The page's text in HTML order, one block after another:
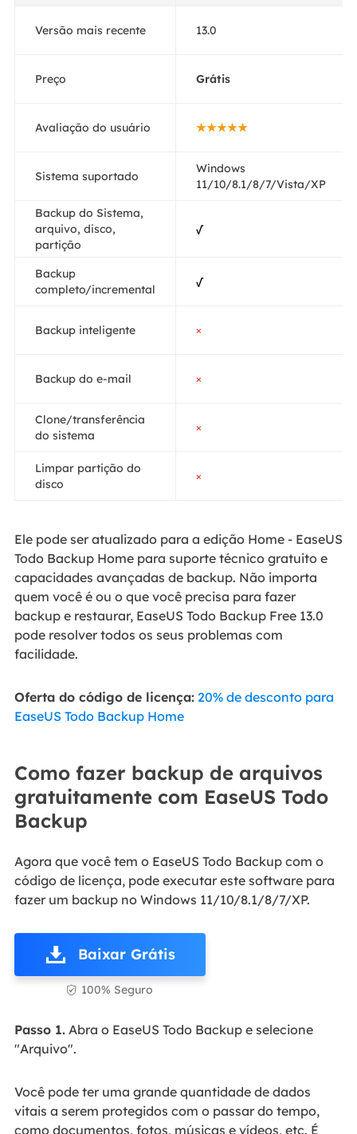
Versão mais recente 13.0
Preço Grátis
Avaliação do usuário ★★★★★
Sistema suportado
Windows
11/10/8.1/8/7/Vista/XP
Backup do Sistema,
arquivo, disco,
partição
√
Backup
completo/incremental
√
Backup inteligente ×
Backup do e-mail ×
Clone/transferência
do sistema
×
Limpar partição do
disco
×
Ele pode ser atualizado para a edição Home - EaseUS
Todo Backup Home para suporte técnico gratuito e
capacidades avançadas de backup. Não importa
quem você é ou o que você precisa para fazer
backup e restaurar, EaseUS Todo Backup Free 13.0
pode resolver todos os seus problemas com
facilidade.
Oferta do código de licença: 20% de desconto para
EaseUS Todo Backup Home
Como fazer backup de arquivos
gratuitamente com EaseUS Todo
Backup
Agora que você tem o EaseUS Todo Backup com o
código de licença, pode executar este software para
fazer um backup no Windows 11/10/8.1/8/7/XP.
Baixar Grátis
 100% Seguro
Passo 1.Abra o EaseUS Todo Backup e selecione
"Arquivo".
Você pode ter uma grande quantidade de dados
vitais a serem protegidos com o passar do tempo,
como documentos, fotos, músicas e vídeos, etc. É